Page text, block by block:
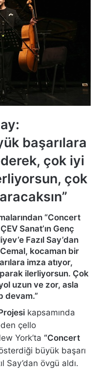
başarılara
çok iyi
çok
“Concert
Sanat’ın Genç
Fazıl Say’dan
kocaman bir
imza atıyor,
ilerliyorsun. Çok
uzun ve zor, asla
devam.”
kapsamında
çello
York’ta “Concert
büyük başarı
Say’dan övgü aldı.